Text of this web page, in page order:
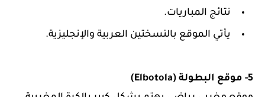
نتائج المباريات.
يأتي الموقع بالنسختين العربية والإنجليزية.
5- موقع البطولة (Elbotola)